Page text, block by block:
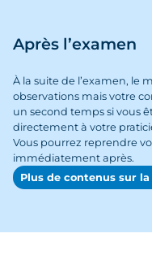
Après l’examen
À la suite de l’examen, le
observations mais votre
un second temps si vous
directement à votre
Vous pourrez reprendre
immédiatement après.
Plus de contenus sur